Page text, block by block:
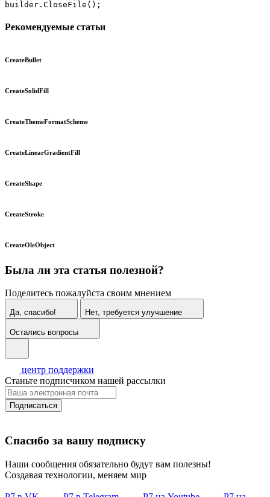
builder.CloseFile();
Рекомендуемые статьи
CreateBullet
CreateSolidFill
CreateThemeFormatScheme
CreateLinearGradientFill
CreateShape
CreateStroke
CreateOleObject
Была ли эта статья полезной?
Поделитесь пожалуйста своим мнением
Да, спасибо! Нет, требуется улучшение
Остались вопросы
центр поддержки
Станьте подписчиком нашей рассылки
Подписаться
Спасибо за вашу подписку
Наши сообщения обязательно будут вам полезны!
Создавая технологии, меняем мир